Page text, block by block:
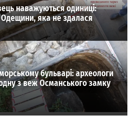
наважуються одиниці:
Одещини, яка не здалася
бульварі: археологи
з веж Османського замку